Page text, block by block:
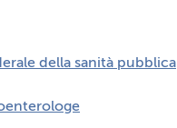
della sanità pubblica